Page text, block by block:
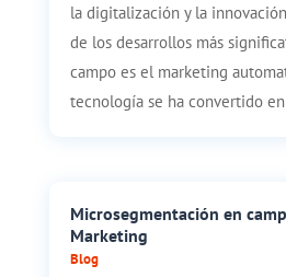
la digitalización y la
de los desarrollos más
campo es el marketing
tecnología se ha convertido
Microsegmentación en
Marketing
Blog